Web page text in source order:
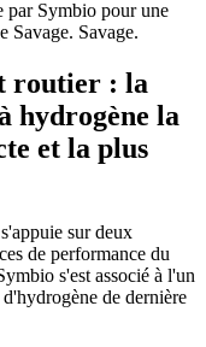
par Symbio pour une
Savage. Savage.
routier : la
hydrogène la
et la plus
sur deux
de performance du
s'est associé à l'un
de dernière